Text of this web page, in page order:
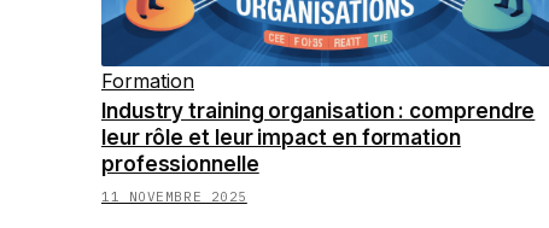
Formation
Industry training organisation : comprendre
leur rôle et leur impact en formation
professionnelle
11 NOVEMBRE 2025